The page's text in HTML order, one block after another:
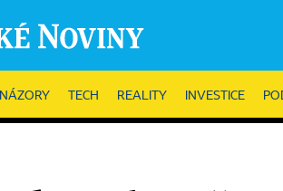
NÁZORY TECH REALITY INVESTICE